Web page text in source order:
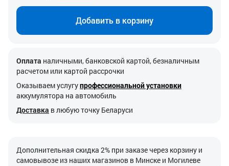
Добавить в корзину
Оплата наличными, банковской картой, безналичным
расчетом или картой рассрочки
Оказываем услугупрофессиональной установки
аккумулятора на автомобиль
Доставка в любую точку Беларуси
Дополнительная скидка 2% при заказе через корзину и
самовывозе из наших магазинов в Минске и Могилеве